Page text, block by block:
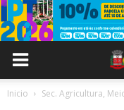
Inicio Sec. Agricultura,